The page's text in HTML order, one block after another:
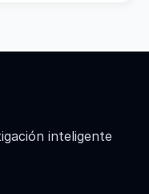
inteligente